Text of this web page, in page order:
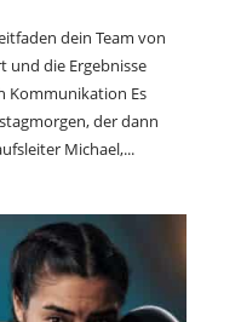
dein Team von
und die Ergebnisse
Kommunikation Es
der dann
Michael,...